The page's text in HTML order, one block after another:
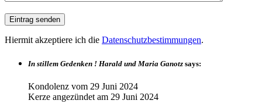
Hiermit akzeptiere ich die Datenschutzbestimmungen.
In stillem Gedenken ! Harald und Maria Ganotz says:
Kondolenz vom 29 Juni 2024
Kerze angezündet am 29 Juni 2024